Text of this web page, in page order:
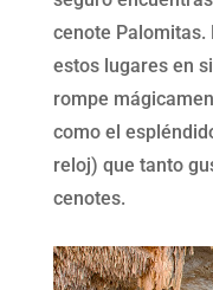
cenote Palomitas.
estos lugares en
rompe
como el
reloj) que tanto
cenotes.